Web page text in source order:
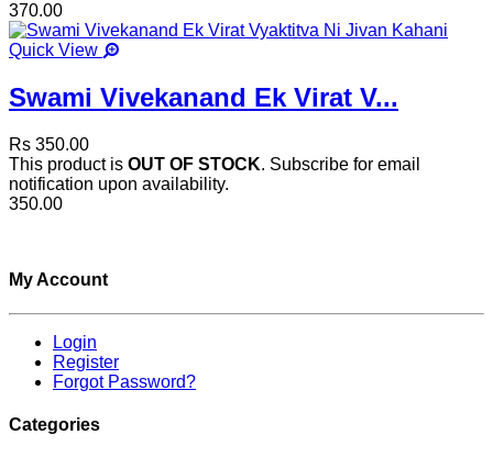
370.00
Quick View
Swami Vivekanand Ek Virat V...
Rs 350.00
This product is OUT OF STOCK. Subscribe for email
notification upon availability.
350.00
My Account
Login
Register
Forgot Password?
Categories